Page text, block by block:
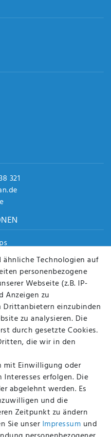
321
MIT
Technologien auf
personenbezogene
Webseite (z.B. IP-
Anzeigen zu
Drittanbietern einzubinden
zu analysieren. Die
durch gesetzte Cookies.
die wir in den
mit Einwilligung oder
erfolgen. Die
abgelehnt werden. Es
und die
Zeitpunkt zu ändern
Sie unser Impressum und